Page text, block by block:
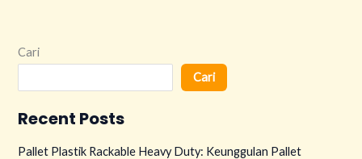
Cari
Cari
Recent Posts
Pallet Plastik Rackable Heavy Duty: Keunggulan Pallet